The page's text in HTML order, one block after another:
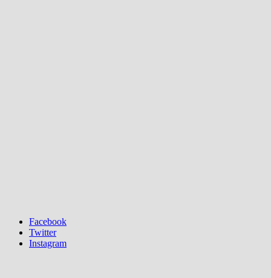
Facebook
Twitter
Instagram